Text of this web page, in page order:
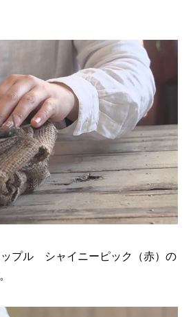
プル シャイニーピック（赤）の